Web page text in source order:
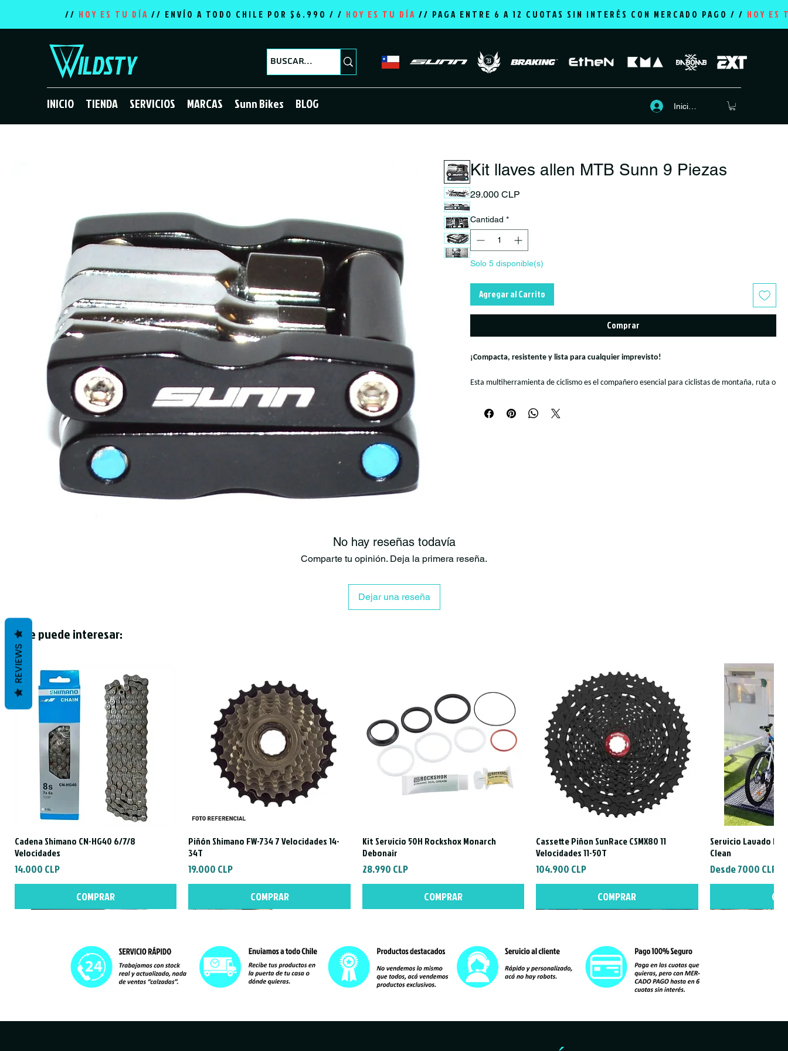
// HOY ES TU DÍA // ENVÍO A TODO CHILE POR $6.990 / / HOY ES TU DÍA // PAGA ENTRE 6 A 12 CUOTAS SIN INTERÉS CON MERCADO PAGO / / HOY ES
INICIO TIENDA SERVICIOS MARCAS Sunn Bikes BLOG Iniciar sesión
Kit llaves allen MTB Sunn 9 Piezas
29.000 CLP
Cantidad *
Solo 5 disponible(s)
Agregar al Carrito
Comprar
¡Compacta, resistente y lista para cualquier imprevisto!
Esta multiherramienta de ciclismo es el compañero esencial para ciclistas de montaña, ruta o
Con un diseño ergonómico y ligero, cabe fácilmente en tu bolsillo trasero, alforja o mochila.
Kit llaves allen MTB Sunn 9 Piezas
No hay reseñas todavía
Comparte tu opinión. Deja la primera reseña.
Dejar una reseña
Te puede interesar:
Vista rápida
Cadena Shimano CN-HG40 6/7/8
Velocidades
Precio
14.000 CLP
COMPRAR
Vista rápida
Piñón Shimano FW-734 7 Velocidades 14-
34T
Precio
19.000 CLP
COMPRAR
Vista rápida
Kit Servicio 50H Rockshox Monarch
Debonair
Precio
28.990 CLP
COMPRAR
Vista rápida
Cassette Piñon SunRace CSMX80 11
Velocidades 11-50T
Precio
104.900 CLP
COMPRAR
Servicio Lavado
Clean
Desde7000 CLP
Precio de oferta
REVIEWS